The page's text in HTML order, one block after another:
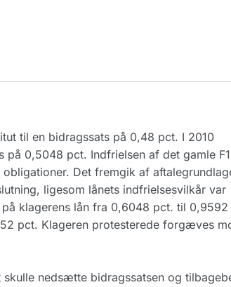
til en bidragssats på 0,48 pct. I 2010
på 0,5048 pct. Indfrielsen af det gamle
Det fremgik af
ligesom lånets indfrielsesvilkår var
klagerens lån fra 0,6048 pct. til
pct. Klageren protesterede forgæves
nedsætte bidragssatsen og